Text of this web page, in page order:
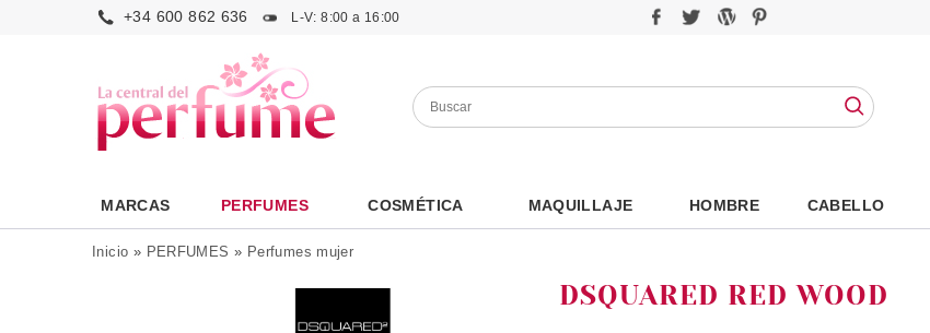
+34 600 862 636 L-V: 8:00 a 16:00
MARCAS PERFUMES COSMÉTICA MAQUILLAJE HOMBRE CABELLO
Inicio » PERFUMES » Perfumes mujer
DSQUARED RED WOOD